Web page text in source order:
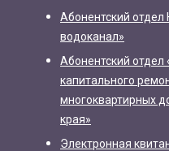
Абонентский
водоканал»
Абонентский отдел
капитального
многоквартирных
края»
Электронная